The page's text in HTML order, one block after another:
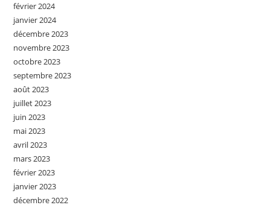
février 2024
janvier 2024
décembre 2023
novembre 2023
octobre 2023
septembre 2023
août 2023
juillet 2023
juin 2023
mai 2023
avril 2023
mars 2023
février 2023
janvier 2023
décembre 2022